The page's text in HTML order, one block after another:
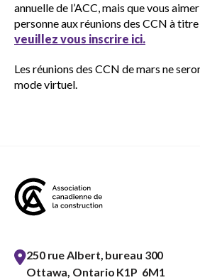
annuelle de l’ACC, mais que vous
personne aux réunions des CCN à
veuillez vous inscrire ici.
Les réunions des CCN de mars ne
mode virtuel.
250 rue Albert, bureau 300
Ottawa, Ontario K1P 6M1